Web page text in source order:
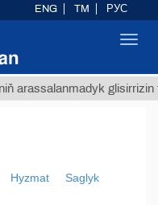
arassalanmadyk glisirrizin
Hyzmat Saglyk
ENG TM РУС